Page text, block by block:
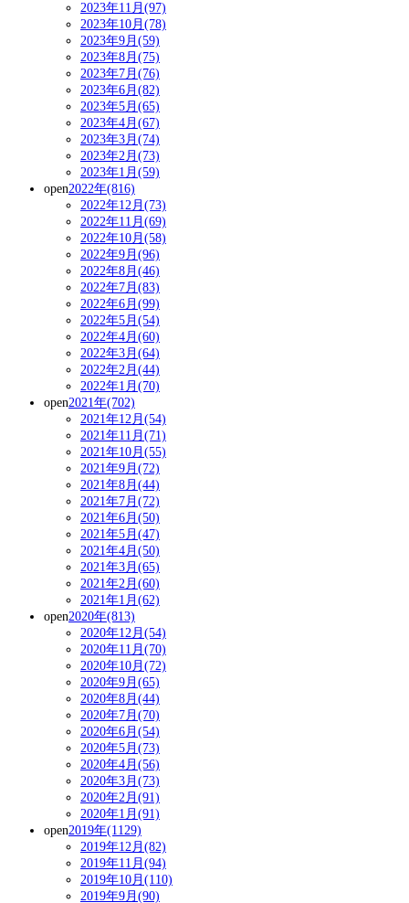
2023年11月(97)
2023年10月(78)
2023年9月(59)
2023年8月(75)
2023年7月(76)
2023年6月(82)
2023年5月(65)
2023年4月(67)
2023年3月(74)
2023年2月(73)
2023年1月(59)
open2022年(816)
2022年12月(73)
2022年11月(69)
2022年10月(58)
2022年9月(96)
2022年8月(46)
2022年7月(83)
2022年6月(99)
2022年5月(54)
2022年4月(60)
2022年3月(64)
2022年2月(44)
2022年1月(70)
open2021年(702)
2021年12月(54)
2021年11月(71)
2021年10月(55)
2021年9月(72)
2021年8月(44)
2021年7月(72)
2021年6月(50)
2021年5月(47)
2021年4月(50)
2021年3月(65)
2021年2月(60)
2021年1月(62)
open2020年(813)
2020年12月(54)
2020年11月(70)
2020年10月(72)
2020年9月(65)
2020年8月(44)
2020年7月(70)
2020年6月(54)
2020年5月(73)
2020年4月(56)
2020年3月(73)
2020年2月(91)
2020年1月(91)
open2019年(1129)
2019年12月(82)
2019年11月(94)
2019年10月(110)
2019年9月(90)